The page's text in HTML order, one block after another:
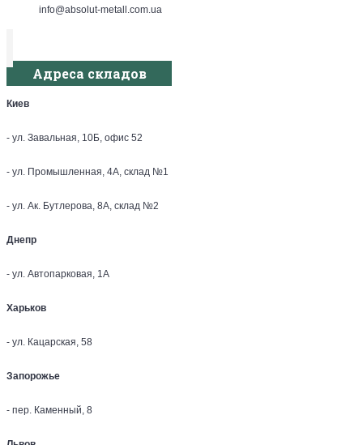
info@absolut-metall.com.ua
Адреса складов
Киев
- ул. Завальная, 10Б, офис 52
- ул. Промышленная, 4А, склад №1
- ул. Ак. Бутлерова, 8А, склад №2
Днепр
- ул. Автопарковая, 1А
Харьков
- ул. Кацарская, 58
Запорожье
- пер. Каменный, 8